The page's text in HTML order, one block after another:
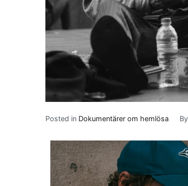
Posted in Dokumentärer om hemlösa By